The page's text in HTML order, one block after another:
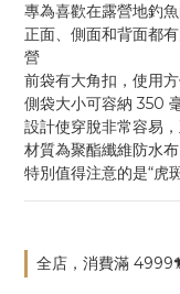
專為喜歡在露營地釣
正面、側面和背面都
營
前袋有大角扣，使用
側袋大小可容納 350
設計使穿脫非常容易
材質為聚酯纖維防水布
特別值得注意的是“虎
全店，消費滿